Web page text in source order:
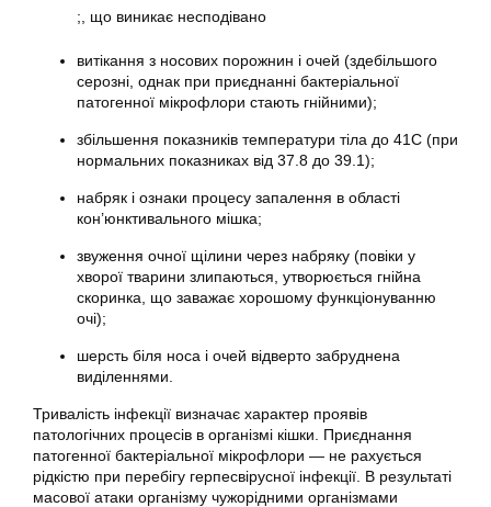
;, що виникає несподівано
витікання з носових порожнин і очей (здебільшого
серозні, однак при приєднанні бактеріальної
патогенної мікрофлори стають гнійними);
збільшення показників температури тіла до 41С (при
нормальних показниках від 37.8 до 39.1);
набряк і ознаки процесу запалення в області
кон’юнктивального мішка;
звуження очної щілини через набряку (повіки у
хворої тварини злипаються, утворюється гнійна
скоринка, що заважає хорошому функціонуванню
очі);
шерсть біля носа і очей відверто забруднена
виділеннями.
Тривалість інфекції визначає характер проявів
патологічних процесів в організмі кішки. Приєднання
патогенної бактеріальної мікрофлори — не рахується
рідкістю при перебігу герпесвірусної інфекції. В результаті
масової атаки організму чужорідними організмами